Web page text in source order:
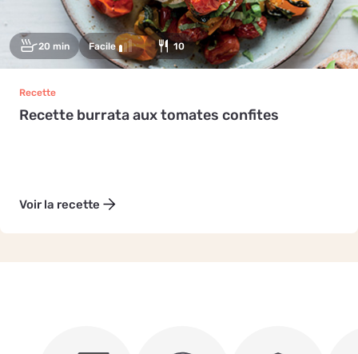
20 min Facile 10
Recette
Recette burrata aux tomates confites
Voir la recette